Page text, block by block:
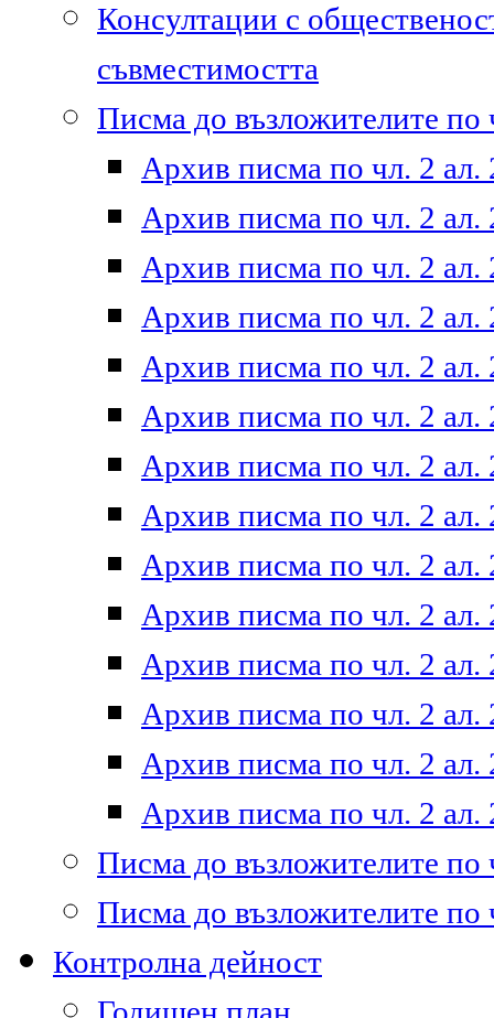
Консултации с
съвместимостта
Писма до възложителите по
Архив писма по чл. 2 ал.
Архив писма по чл. 2 ал.
Архив писма по чл. 2 ал.
Архив писма по чл. 2 ал.
Архив писма по чл. 2 ал.
Архив писма по чл. 2 ал.
Архив писма по чл. 2 ал.
Архив писма по чл. 2 ал.
Архив писма по чл. 2 ал.
Архив писма по чл. 2 ал.
Архив писма по чл. 2 ал.
Архив писма по чл. 2 ал.
Архив писма по чл. 2 ал.
Архив писма по чл. 2 ал.
Писма до възложителите по
Писма до възложителите по
Контролна дейност